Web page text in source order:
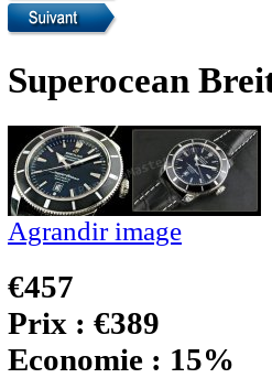
Superocean
Agrandir image
€457
Prix : €389
Economie : 15%